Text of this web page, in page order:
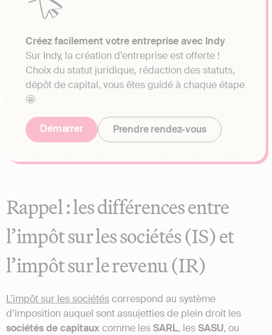
Créez facilement votre entreprise avec Indy
Sur Indy, la création d’entreprise est offerte !
Choix du statut juridique, rédaction des statuts,
dépôt de capital, vous êtes guidé à chaque étape
🤩
Démarrer Prendre rendez-vous
Rappel : les différences entre
l’impôt sur les sociétés (IS) et
l’impôt sur le revenu (IR)
L’impôt sur les sociétéscorrespond au système
d’imposition auquel sont assujetties de plein droit les
sociétés de capitauxcomme lesSARL, lesSASU, ou